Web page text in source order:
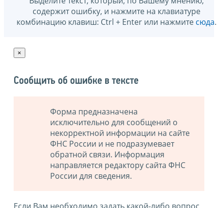
содержит ошибку, и нажмите на клавиатуре
комбинацию клавиш: Ctrl + Enter или нажмите сюда.
×
Сообщить об ошибке в тексте
Форма предназначена
исключительно для сообщений о
некорректной информации на сайте
ФНС России и не подразумевает
обратной связи. Информация
направляется редактору сайта ФНС
России для сведения.